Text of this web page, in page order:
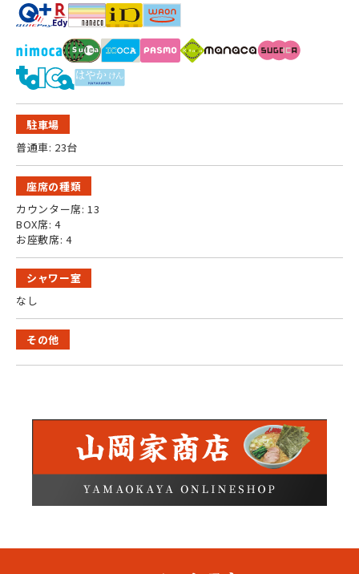
駐車場
普通車: 23台
座席の種類
カウンター席: 13
BOX席: 4
お座敷席: 4
シャワー室
なし
その他